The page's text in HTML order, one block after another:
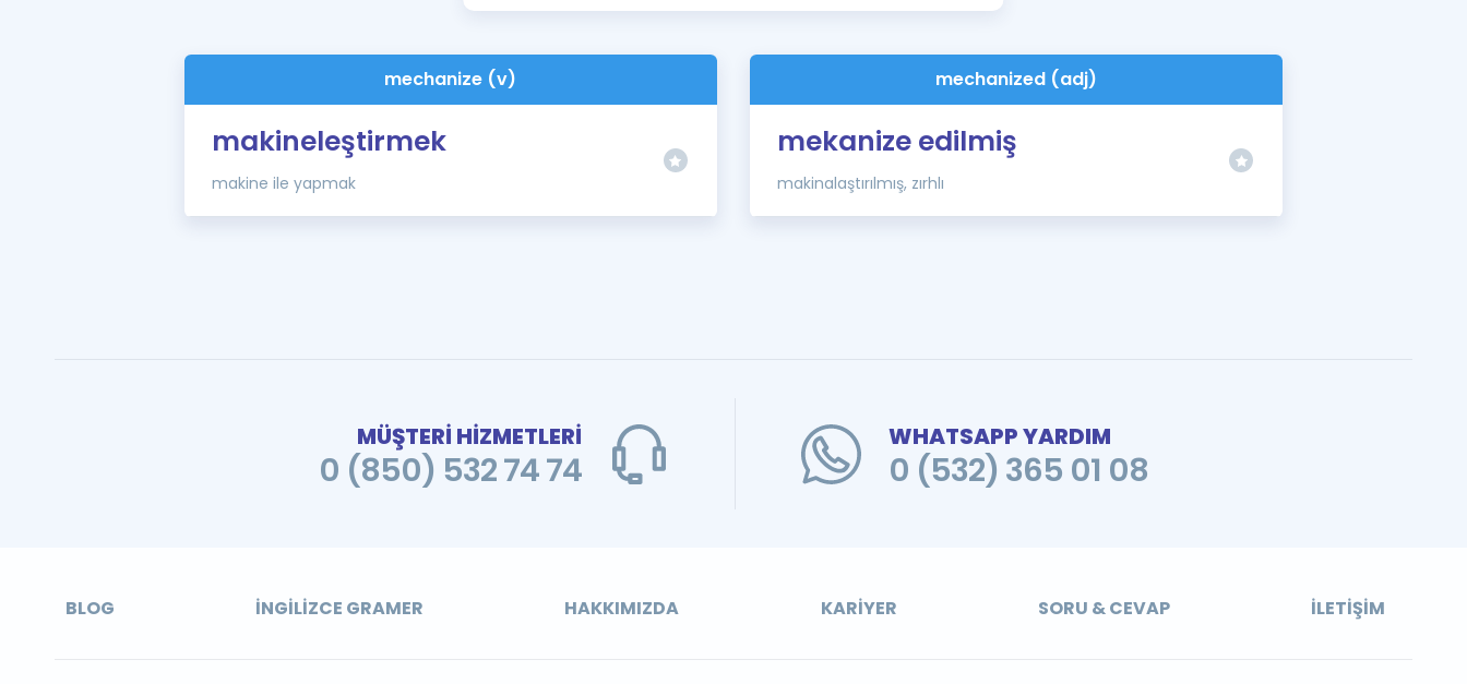
İngilizce Gramer
mechanize (v)
makineleştirmek
makine ile yapmak
mechanized (adj)
mekanize edilmiş
makinalaştırılmış, zırhlı
MÜŞTERİ HİZMETLERİ
0 (850) 532 74 74
WHATSAPP YARDIM
0 (532) 365 01 08
BLOG İNGILIZCE GRAMER HAKKIMIZDA KARIYER SORU & CEVAP İLETIŞIM